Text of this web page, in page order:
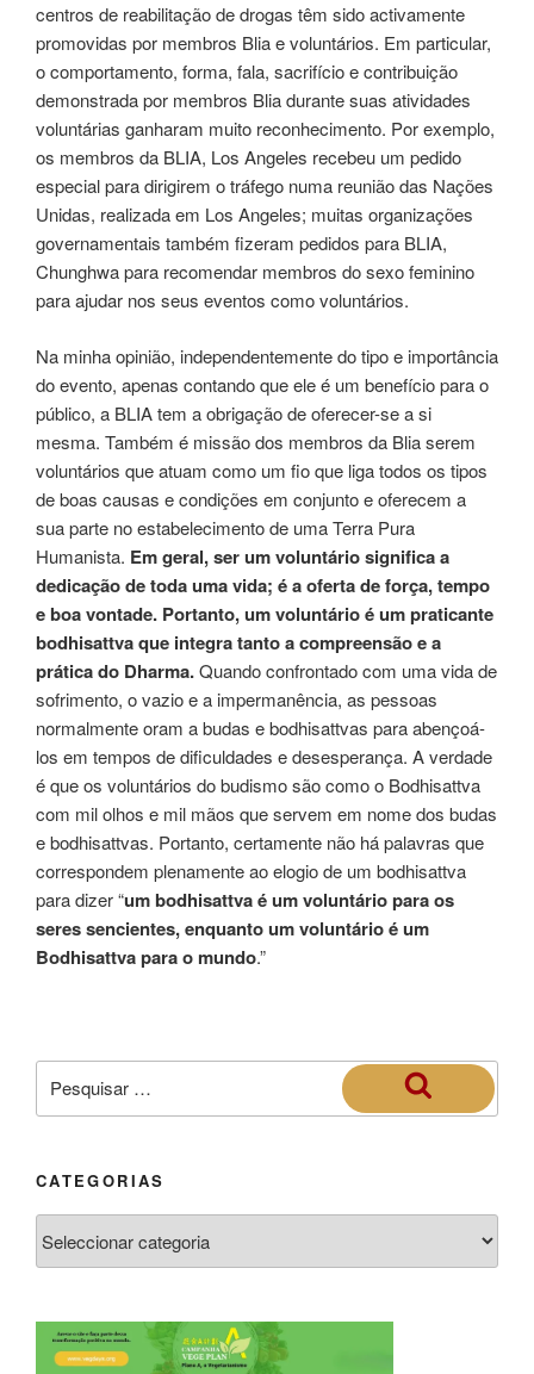
centros de reabilitação de drogas têm sido activamente
promovidas por membros Blia e voluntários. Em particular,
o comportamento, forma, fala, sacrifício e contribuição
demonstrada por membros Blia durante suas atividades
voluntárias ganharam muito reconhecimento. Por exemplo,
os membros da BLIA, Los Angeles recebeu um pedido
especial para dirigirem o tráfego numa reunião das Nações
Unidas, realizada em Los Angeles; muitas organizações
governamentais também fizeram pedidos para BLIA,
Chunghwa para recomendar membros do sexo feminino
para ajudar nos seus eventos como voluntários.
Na minha opinião, independentemente do tipo e importância
do evento, apenas contando que ele é um benefício para o
público, a BLIA tem a obrigação de oferecer-se a si
mesma. Também é missão dos membros da Blia serem
voluntários que atuam como um fio que liga todos os tipos
de boas causas e condições em conjunto e oferecem a
sua parte no estabelecimento de uma Terra Pura
Humanista. Em geral, ser um voluntário significa a
dedicação de toda uma vida; é a oferta de força, tempo
e boa vontade. Portanto, um voluntário é um praticante
bodhisattva que integra tanto a compreensão e a
prática do Dharma.Quando confrontado com uma vida de
sofrimento, o vazio e a impermanência, as pessoas
normalmente oram a budas e bodhisattvas para abençoá-
los em tempos de dificuldades e desesperança. A verdade
é que os voluntários do budismo são como o Bodhisattva
com mil olhos e mil mãos que servem em nome dos budas
e bodhisattvas. Portanto, certamente não há palavras que
correspondem plenamente ao elogio de um bodhisattva
para dizer “um bodhisattva é um voluntário para os
seres sencientes, enquanto um voluntário é um
Bodhisattva para o mundo.”
CATEGORIAS